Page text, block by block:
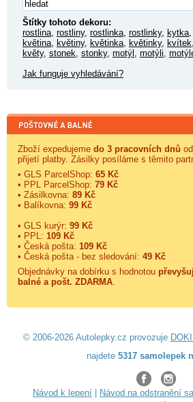
Štítky tohoto dekoru:
rostlina rostliny, rostlinka rostlinky, kytka
květina
květiny, květinka květinky, kvítek
květy, stonek stonky, motýl motýli
Jak funguje vyhledávání?
Zboží expedujeme do 3 pracovních dnů
přijetí platby. Zásilky posíláme s těmito
• GLS ParcelShop: 65 Kč
• PPL ParcelShop: 79 Kč
• Zásilkovna: 89 Kč
• Balíkovna: 99 Kč
• GLS kurýr: 99 Kč
• PPL: 109 Kč
• Česká pošta: 109 Kč
• Česká pošta - bez sledování: 49 Kč
Objednávky na dobírku s hodnotou
balné a pošt. ZDARMA
© 2006-2026 Autolepky.cz provozuje
najdete 5317 samolepek
Návod k lepení Návod na odstranění